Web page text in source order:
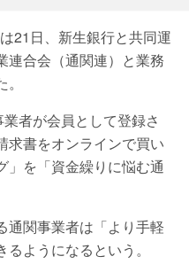
21日、新生銀行と共同運
連合会（通関連）と業務
者が会員として登録さ
求書をオンラインで買い
」を「資金繰りに悩む通
通関事業者は「より手軽
ようになるという。